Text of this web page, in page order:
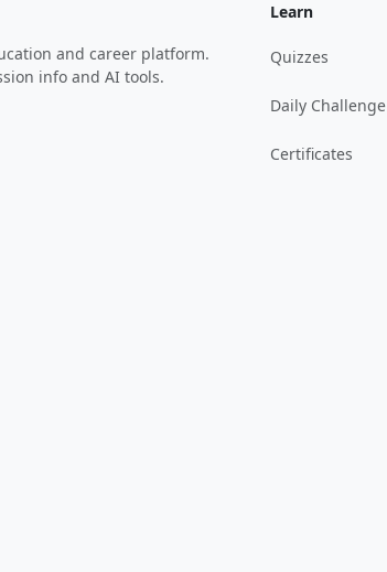
and career platform.
info and AI tools.
Learn
Quizzes
Daily Challenge
Certificates